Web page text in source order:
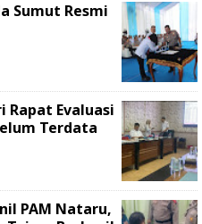
Sumut Resmi
Rapat Evaluasi
Terdata
PAM Nataru,